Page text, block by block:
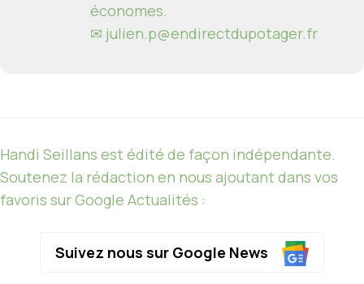
économes.
✉ julien.p@endirectdupotager.fr
Handi Seillans est édité de façon indépendante.
Soutenez la rédaction en nous ajoutant dans vos
favoris sur Google Actualités :
Suivez nous sur Google News